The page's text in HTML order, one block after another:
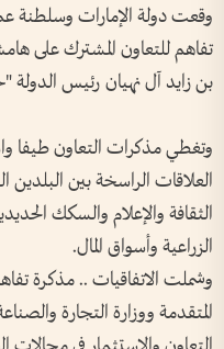
تفاهم للتعاون المشترك
بن زايد آل نهيان رئيس
وتغطي مذكرات التعاون طيفا
العلاقات الراسخة بين
الثقافة والإعلام والسكك
الزراعية وأسواق المال.
وشملت الاتفاقيات .. مذكرة
المتقدمة ووزارة التجارة